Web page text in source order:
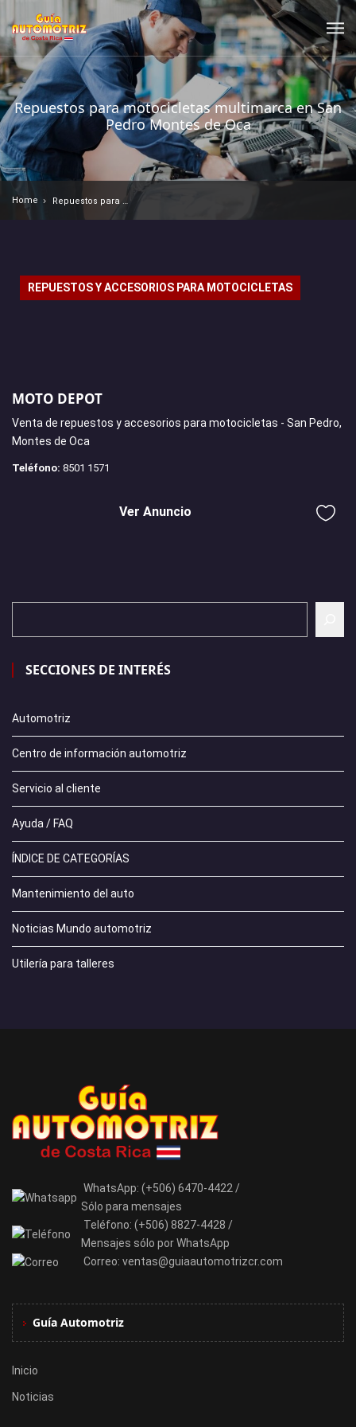
Repuestos para motocicletas multimarca en San
Pedro Montes de Oca
Home
REPUESTOS Y ACCESORIOS PARA MOTOCICLETAS
MOTO DEPOT
Venta de repuestos y accesorios para motocicletas - San Pedro,
Montes de Oca
Teléfono: 8501 1571
Ver Anuncio
SECCIONES DE INTERÉS
Automotriz
Centro de información automotriz
Servicio al cliente
Ayuda / FAQ
ÍNDICE DE CATEGORÍAS
Mantenimiento del auto
Noticias Mundo automotriz
Utilería para talleres
WhatsApp: (+506) 6470-4422 /
Sólo para mensajes
Teléfono: (+506) 8827-4428 /
Mensajes sólo por WhatsApp
Correo: ventas@guiaautomotrizcr.com
Guía Automotriz
Inicio
Noticias